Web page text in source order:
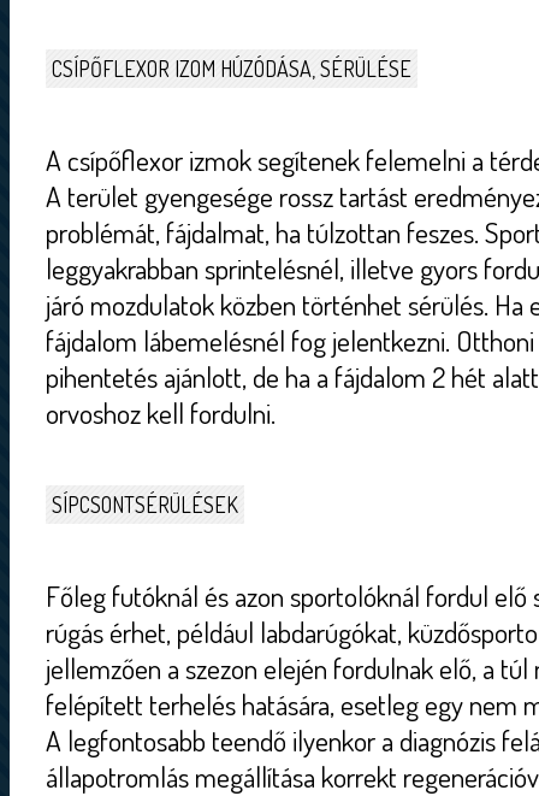
CSÍPŐFLEXOR IZOM HÚZÓDÁSA, SÉRÜLÉSE
A csípőflexor izmok segítenek felemelni a
A terület gyengesége rossz tartást
problémát, fájdalmat, ha túlzottan feszes.
leggyakrabban sprintelésnél, illetve gyors
járó mozdulatok közben történhet sérülés. Ha
fájdalom lábemelésnél fog jelentkezni.
pihentetés ajánlott, de ha a fájdalom 2 hét
orvoshoz kell fordulni.
SÍPCSONTSÉRÜLÉSEK
Főleg futóknál és azon sportolóknál fordul elő
rúgás érhet, például labdarúgókat,
jellemzően a szezon elején fordulnak elő, a túl
felépített terhelés hatására, esetleg egy nem
A legfontosabb teendő ilyenkor a diagnózis
állapotromlás megállítása korrekt